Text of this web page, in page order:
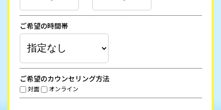
ご希望の時間帯
ご希望のカウンセリング方法
対面 オンライン